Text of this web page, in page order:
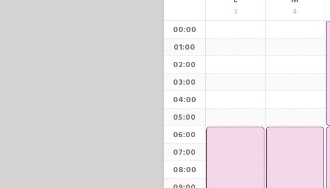
3
4
00:00
01:00
02:00
03:00
04:00
05:00
06:00
07:00
08:00